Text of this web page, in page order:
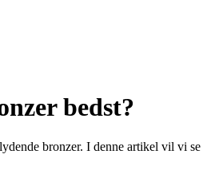
bedst?
bronzer. I denne artikel vil vi se